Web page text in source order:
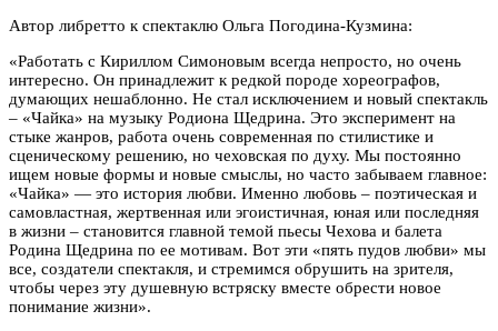
Автор либретто к спектаклю Ольга Погодина-Кузмина:
«Работать с Кириллом Симоновым всегда непросто, но очень
интересно. Он принадлежит к редкой породе хореографов,
думающих нешаблонно. Не стал исключением и новый спектакль
– «Чайка» на музыку Родиона Щедрина. Это эксперимент на
стыке жанров, работа очень современная по стилистике и
сценическому решению, но чеховская по духу. Мы постоянно
ищем новые формы и новые смыслы, но часто забываем главное:
«Чайка» — это история любви. Именно любовь – поэтическая и
самовластная, жертвенная или эгоистичная, юная или последняя
в жизни – становится главной темой пьесы Чехова и балета
Родина Щедрина по ее мотивам. Вот эти «пять пудов любви» мы
все, создатели спектакля, и стремимся обрушить на зрителя,
чтобы через эту душевную встряску вместе обрести новое
понимание жизни».